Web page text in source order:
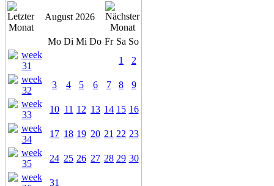
August 2026
Mo Di Mi Do Fr Sa So
1
2
3 4 5 6 7 8 9
10 11 12 13 14 15 16
17 18 19 20 21 22 23
24 25 26 27 28 29 30
31